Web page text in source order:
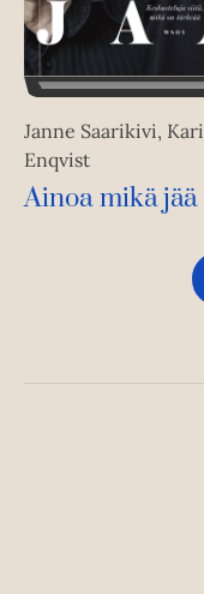
Janne Saarikivi, Kari
Enqvist
Ainoa mikä jää